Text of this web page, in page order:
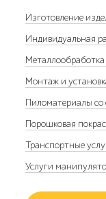
Изготовление
Индивидуальная
Монтаж и
Пиломатериалы со
Порошковая
Транспортные
Услуги